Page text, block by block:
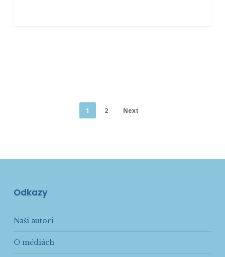
1 2 Next
Odkazy
Naši autori
O médiách